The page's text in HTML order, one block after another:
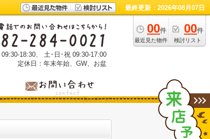
最終更新：2026年08月07日
00件
最近見た物件
00件
検討リスト
18:30、 土･日･祝 09:30-17:00
定休日：年末年始、GW、お盆